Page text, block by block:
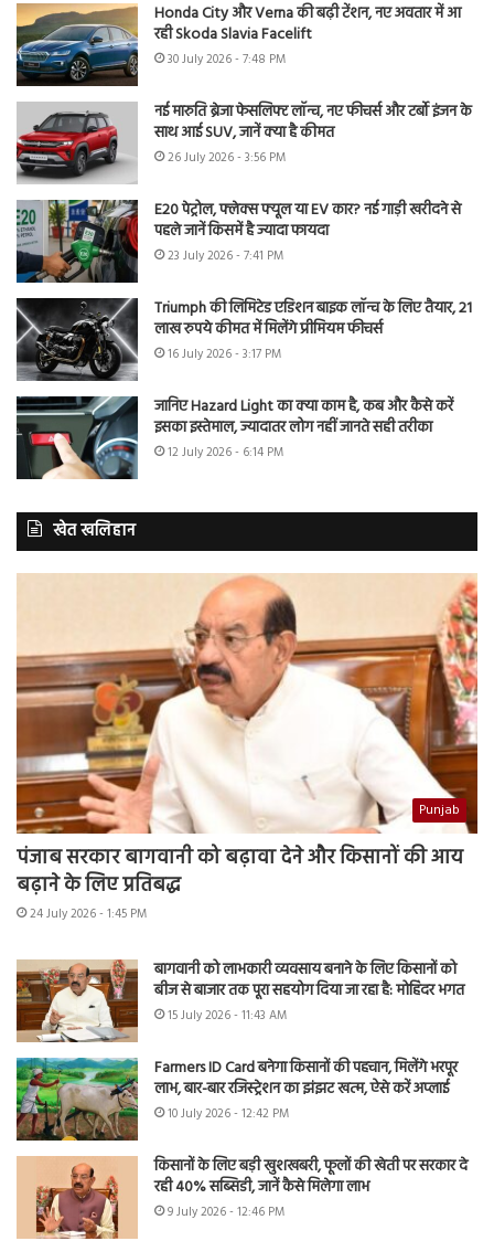
Honda City और Verna की बढ़ी टेंशन, नए अवतार में आ
रही Skoda Slavia Facelift
30 July 2026 - 7:48 PM
नई मारुति ब्रेजा फेसलिफ्ट लॉन्च, नए फीचर्स और टर्बो इंजन के
साथ आई SUV, जानें क्या है कीमत
26 July 2026 - 3:56 PM
E20 पेट्रोल, फ्लेक्स फ्यूल या EV कार? नई गाड़ी खरीदने से
पहले जानें किसमें है ज्यादा फायदा
23 July 2026 - 7:41 PM
Triumph की लिमिटेड एडिशन बाइक लॉन्च के लिए तैयार, 21
लाख रुपये कीमत में मिलेंगे प्रीमियम फीचर्स
16 July 2026 - 3:17 PM
जानिए Hazard Light का क्या काम है, कब और कैसे करें
इसका इस्तेमाल, ज्यादातर लोग नहीं जानते सही तरीका
12 July 2026 - 6:14 PM
खेत खलिहान
Punjab
पंजाब सरकार बागवानी को बढ़ावा देने और किसानों की आय
बढ़ाने के लिए प्रतिबद्ध
24 July 2026 - 1:45 PM
बागवानी को लाभकारी व्यवसाय बनाने के लिए किसानों को
बीज से बाजार तक पूरा सहयोग दिया जा रहा है: मोहिंदर भगत
15 July 2026 - 11:43 AM
Farmers ID Card बनेगा किसानों की पहचान, मिलेंगे भरपूर
लाभ, बार-बार रजिस्ट्रेशन का झंझट खत्म, ऐसे करें अप्लाई
10 July 2026 - 12:42 PM
किसानों के लिए बड़ी खुशखबरी, फूलों की खेती पर सरकार दे
रही 40% सब्सिडी, जानें कैसे मिलेगा लाभ
9 July 2026 - 12:46 PM